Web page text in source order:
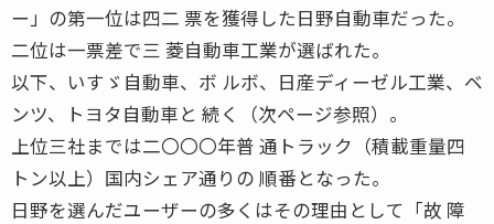
ー」の第一位は四二 票を獲得した日野自動車だった。
二位は一票差で三 菱自動車工業が選ばれた。
以下、いすゞ自動車、ボ ルボ、日産ディーゼル工業、ベ
ンツ、トヨタ自動車と 続く（次ページ参照）。
上位三社までは二〇〇〇年普 通トラック（積載重量四
トン以上）国内シェア通りの 順番となった。
日野を選んだユーザーの多くはその理由として「故 障